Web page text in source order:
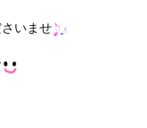
いませ